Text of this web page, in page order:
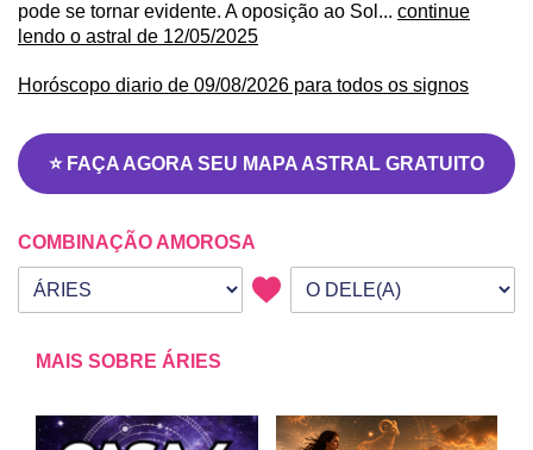
pode se tornar evidente. A oposição ao Sol... continue
lendo o astral de 12/05/2025
Horóscopo diario de 09/08/2026 para todos os signos
⭐ FAÇA AGORA SEU MAPA ASTRAL GRATUITO
COMBINAÇÃO AMOROSA
Seu signo
Signo da outra pessoa
MAIS SOBRE ÁRIES